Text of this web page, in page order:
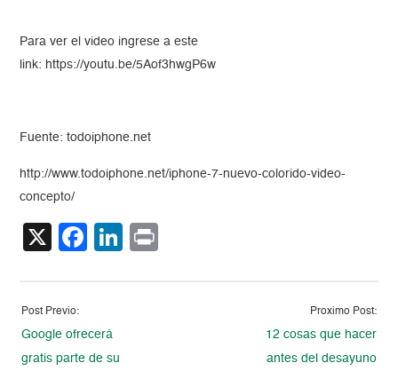
Para ver el video ingrese a este
link: https://youtu.be/5Aof3hwgP6w
Fuente: todoiphone.net
http://www.todoiphone.net/iphone-7-nuevo-colorido-video-
concepto/
X Facebook
LinkedIn
Post Previo:
Google ofrecerá
gratis parte de su
Proximo Post:
12 cosas que hacer
antes del desayuno